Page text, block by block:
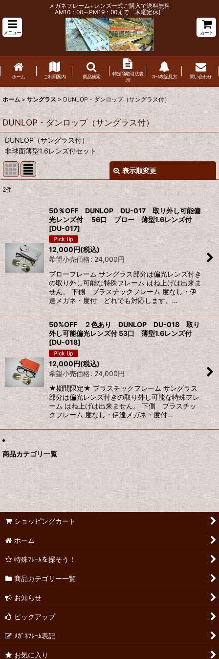
メガネフレーム+レンズ一式ご購入で送料無料
AM10：00～PM19：00まで 木曜定休日
メニュー カート
ホーム ご利用案内 商品検索
特定商取引法表
示
ﾌﾚｰﾑ表記見方 問い合わせ
ホーム > サングラス > DUNLOP・ダンロップ（サングラス付）
DUNLOP・ダンロップ（サングラス付）
DUNLOP（サングラス付）
非球面薄型1.6レンズ付セット
表示順変更
表示数 :
並び順
絞り込む
2件
50％OFF DUNLOP DU-017 取り外し可能偏
光レンズ付 56口 ブロー 薄型1.6レンズ付
[DU-017]
12,000円(税込)
希望小売価格: 24,000円
ブローフレーム サングラス部分は偏光レンズ付き
の取り外し可能な特殊フレーム はね上げは出来ま
せん。 下側 プラスチックフレーム 度なし・伊
達メガネ・度付 どれでも対応します。…
50%OFF ２色あり DUNLOP DU-018 取り
外し可能偏光レンズ付 53口 薄型1.6レンズ付
[DU-018]
12,000円(税込)
希望小売価格: 24,000円
★期間限定★ プラスチックフレーム サングラス
部分は偏光レンズ付きの取り外し可能な特殊フレ
ーム はね上げは出来ません。 下側 プラスチッ
クフレーム 度なし・伊達メガネ・度付…
商品カテゴリ一覧
ショッピングカート
ホーム
特殊ﾌﾚｰﾑを探そう！
商品カテゴリー一覧
お知らせ
ピックアップ
ﾒｶﾞﾈﾌﾚｰﾑ表記
お気に入り